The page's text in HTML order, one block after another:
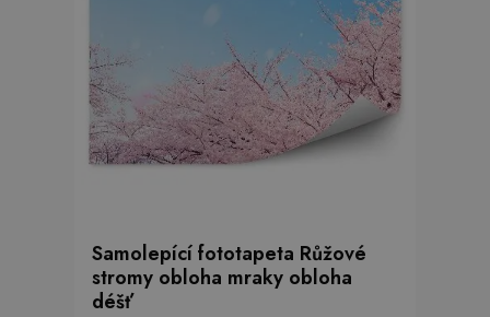
Samolepící fototapeta Růžové
stromy obloha mraky obloha
déšť